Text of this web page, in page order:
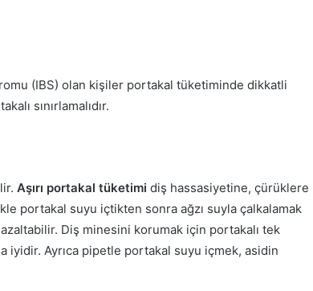
(IBS) olan kişiler portakal tüketiminde dikkatli
sınırlamalıdır.
Aşırı portakal tüketimi diş hassasiyetine, çürüklere
portakal suyu içtikten sonra ağzı suyla çalkalamak
Diş minesini korumak için portakalı tek
Ayrıca pipetle portakal suyu içmek, asidin